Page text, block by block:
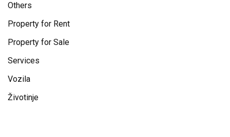
Others
Property for Rent
Property for Sale
Services
Vozila
Životinje